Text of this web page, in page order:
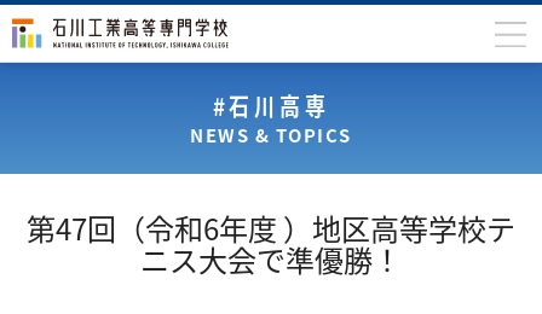
入学案内
#石川高専
NEWS & TOPICS
第47回（令和6年度 ）地区高等学校テ
ニス大会で準優勝！